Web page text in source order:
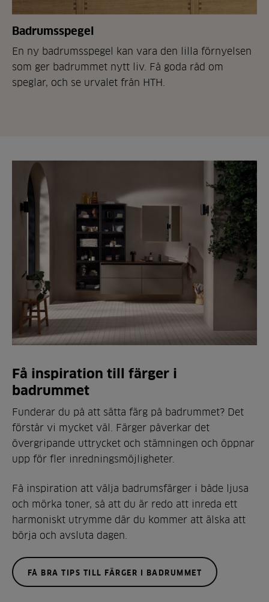
Badrumsspegel
En ny badrumsspegel kan vara den lilla förnyelsen
som ger badrummet nytt liv. Få goda råd om
speglar, och se urvalet från HTH.
Få inspiration till färger i
badrummet
Funderar du på att sätta färg på badrummet? Det
förstår vi mycket väl. Färger påverkar det
övergripande uttrycket och stämningen och öppnar
upp för fler inredningsmöjligheter.
Få inspiration att välja badrumsfärger i både ljusa
och mörka toner, så att du är redo att inreda ett
harmoniskt utrymme där du kommer att älska att
börja och avsluta dagen.
FÅ BRA TIPS TILL FÄRGER I BADRUMMET